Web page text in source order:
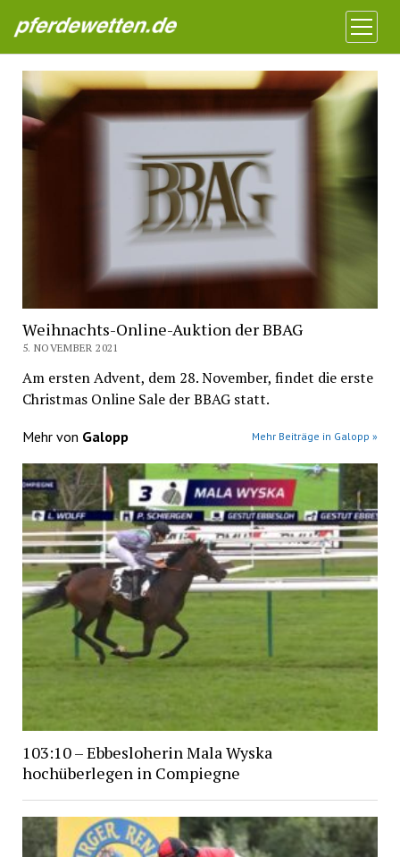
Pferdewetten News
Menü
öffnen
Weihnachts-Online-Auktion der BBAG
5. NOVEMBER 2021
Am ersten Advent, dem 28. November, findet die erste
Christmas Online Sale der BBAG statt.
Mehr von Galopp Mehr Beiträge in Galopp »
103:10 – Ebbesloherin Mala Wyska
hochüberlegen in Compiegne